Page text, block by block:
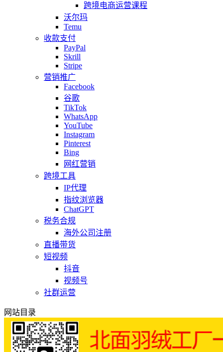
跨境电商运营课程
沃尔玛
Temu
收款支付
PayPal
Skrill
Stripe
营销推广
Facebook
谷歌
TikTok
WhatsApp
YouTube
Instagram
Pinterest
Bing
网红营销
跨境工具
IP代理
指纹浏览器
ChatGPT
税务合规
海外公司注册
直播带货
短视频
抖音
视频号
社群运营
网站目录